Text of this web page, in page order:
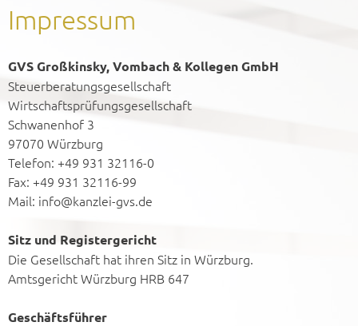
Impressum
GVS Großkinsky, Vombach & Kollegen GmbH
Steuerberatungsgesellschaft
Wirtschaftsprüfungsgesellschaft
Schwanenhof 3
97070 Würzburg
Telefon: +49 931 32116-0
Fax: +49 931 32116-99
Mail: info@kanzlei-gvs.de
Sitz und Registergericht
Die Gesellschaft hat ihren Sitz in Würzburg.
Amtsgericht Würzburg HRB 647
Geschäftsführer